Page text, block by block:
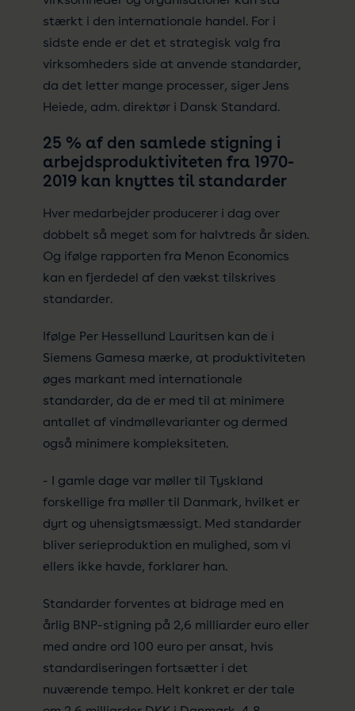
stærkt i den internationale handel. For i
sidste ende er det et strategisk valg fra
virksomheders side at anvende standarder,
da det letter mange processer, siger Jens
Heiede, adm. direktør i Dansk Standard.
25 % af den samlede stigning i
arbejdsproduktiviteten fra 1970-
2019 kan knyttes til standarder
Hver medarbejder producerer i dag over
dobbelt så meget som for halvtreds år siden.
Og ifølge rapporten fra Menon Economics
kan en fjerdedel af den vækst tilskrives
standarder.
Ifølge Per Hessellund Lauritsen kan de i
Siemens Gamesa mærke, at produktiviteten
øges markant med internationale
standarder, da de er med til at minimere
antallet af vindmøllevarianter og dermed
også minimere kompleksiteten.
- I gamle dage var møller til Tyskland
forskellige fra møller til Danmark, hvilket er
dyrt og uhensigtsmæssigt. Med standarder
bliver serieproduktion en mulighed, som vi
ellers ikke havde, forklarer han.
Standarder forventes at bidrage med en
årlig BNP-stigning på 2,6 milliarder euro eller
med andre ord 100 euro per ansat, hvis
standardiseringen fortsætter i det
nuværende tempo. Helt konkret er der tale